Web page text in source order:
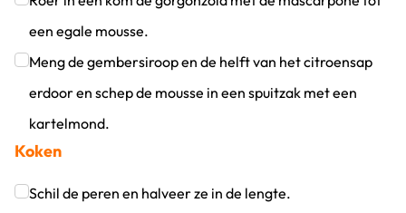
een egale mousse.
Klik om dit selectievakje aan te vinken
Meng de gembersiroop en de helft van het citroensap
erdoor en schep de mousse in een spuitzak met een
kartelmond.
Klik om dit selectievakje aan te vinken
Koken
Schil de peren en halveer ze in de lengte.